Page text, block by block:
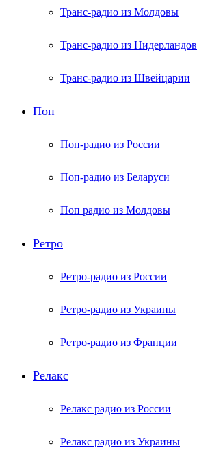
Транс-радио из Молдовы
Транс-радио из Нидерландов
Транс-радио из Швейцарии
Поп
Поп-радио из России
Поп-радио из Беларуси
Поп радио из Молдовы
Ретро
Ретро-радио из России
Ретро-радио из Украины
Ретро-радио из Франции
Релакс
Релакс радио из России
Релакс радио из Украины